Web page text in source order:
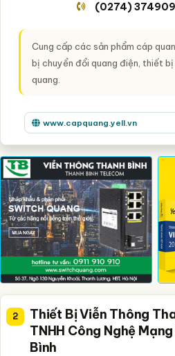
(0274)
Cung cấp các sản phẩm cáp
bị chuyển đổi quang điện, thiết
quang.
www.capquang.yell.vn
2
Thiết Bị Viễn Thông
TNHH Công Nghệ
Bình